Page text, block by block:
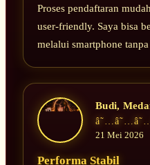
Proses pendaftaran
user-friendly. Saya bisa
melalui smartphone
Budi,
21 Mei 2026
Performa Stabil